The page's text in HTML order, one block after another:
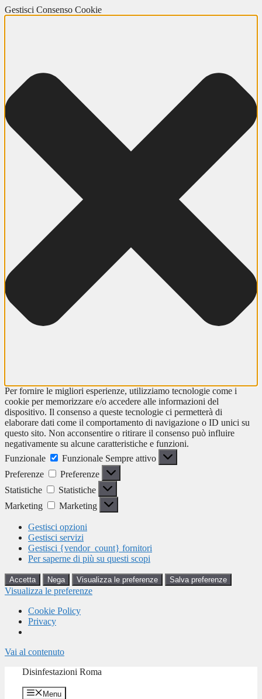
Gestisci Consenso Cookie
Per fornire le migliori esperienze, utilizziamo tecnologie come i
cookie per memorizzare e/o accedere alle informazioni del
dispositivo. Il consenso a queste tecnologie ci permetterà di
elaborare dati come il comportamento di navigazione o ID unici su
questo sito. Non acconsentire o ritirare il consenso può influire
negativamente su alcune caratteristiche e funzioni.
Funzionale
Funzionale Sempre attivo
Preferenze
Preferenze
Statistiche
Statistiche
Marketing
Marketing
Gestisci opzioni
Gestisci servizi
Gestisci {vendor_count} fornitori
Per saperne di più su questi scopi
Accetta Nega Visualizza le preferenze Salva preferenze
Visualizza le preferenze
Cookie Policy
Privacy
Vai al contenuto
Disinfestazioni Roma
Menu